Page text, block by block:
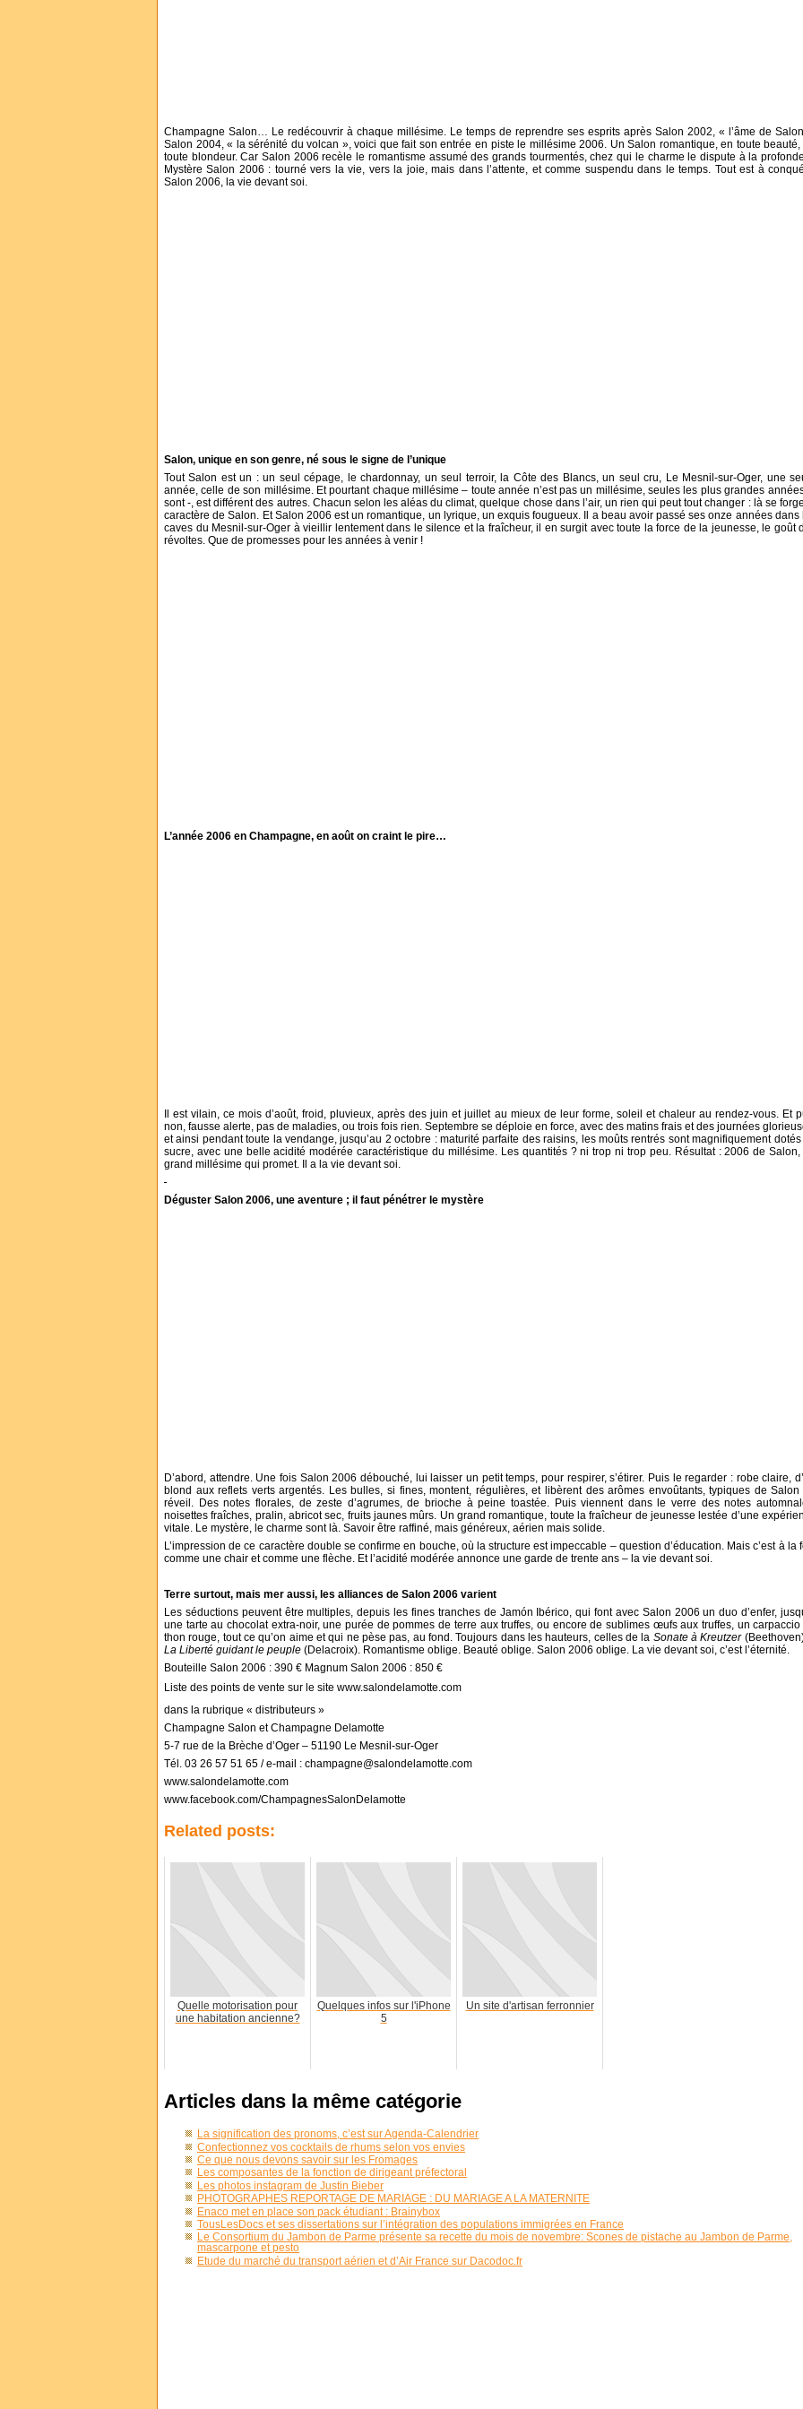
Champagne Salon… Le redécouvrir à chaque millésime. Le temps de reprendre ses esprits après Salon 2002, « l’âme de
Salon 2004, « la sérénité du volcan », voici que fait son entrée en piste le millésime 2006. Un Salon romantique, en toute beauté,
toute blondeur. Car Salon 2006 recèle le romantisme assumé des grands tourmentés, chez qui le charme le dispute à la
Mystère Salon 2006 : tourné vers la vie, vers la joie, mais dans l’attente, et comme suspendu dans le temps. Tout est à
Salon 2006, la vie devant soi.
Salon, unique en son genre, né sous le signe de l’unique
Tout Salon est un : un seul cépage, le chardonnay, un seul terroir, la Côte des Blancs, un seul cru, Le Mesnil-sur-Oger, une
année, celle de son millésime. Et pourtant chaque millésime – toute année n’est pas un millésime, seules les plus grandes
sont -, est différent des autres. Chacun selon les aléas du climat, quelque chose dans l’air, un rien qui peut tout changer : là se
caractère de Salon. Et Salon 2006 est un romantique, un lyrique, un exquis fougueux. Il a beau avoir passé ses onze années dans
caves du Mesnil-sur-Oger à vieillir lentement dans le silence et la fraîcheur, il en surgit avec toute la force de la jeunesse, le goût
révoltes. Que de promesses pour les années à venir !
L’année 2006 en Champagne, en août on craint le pire…
Il est vilain, ce mois d’août, froid, pluvieux, après des juin et juillet au mieux de leur forme, soleil et chaleur au rendez-vous. Et
non, fausse alerte, pas de maladies, ou trois fois rien. Septembre se déploie en force, avec des matins frais et des journées
et ainsi pendant toute la vendange, jusqu’au 2 octobre : maturité parfaite des raisins, les moûts rentrés sont magnifiquement dotés
sucre, avec une belle acidité modérée caractéristique du millésime. Les quantités ? ni trop ni trop peu. Résultat : 2006 de Salon,
grand millésime qui promet. Il a la vie devant soi.
Déguster Salon 2006, une aventure ; il faut pénétrer le mystère
D’abord, attendre. Une fois Salon 2006 débouché, lui laisser un petit temps, pour respirer, s’étirer. Puis le regarder : robe claire,
blond aux reflets verts argentés. Les bulles, si fines, montent, régulières, et libèrent des arômes envoûtants, typiques de Salon
réveil. Des notes florales, de zeste d’agrumes, de brioche à peine toastée. Puis viennent dans le verre des notes
noisettes fraîches, pralin, abricot sec, fruits jaunes mûrs. Un grand romantique, toute la fraîcheur de jeunesse lestée d’une
vitale. Le mystère, le charme sont là. Savoir être raffiné, mais généreux, aérien mais solide.
L’impression de ce caractère double se confirme en bouche, où la structure est impeccable – question d’éducation. Mais c’est à la
comme une chair et comme une flèche. Et l’acidité modérée annonce une garde de trente ans – la vie devant soi.
Terre surtout, mais mer aussi, les alliances de Salon 2006 varient
Les séductions peuvent être multiples, depuis les fines tranches de Jamón Ibérico, qui font avec Salon 2006 un duo d’enfer,
une tarte au chocolat extra-noir, une purée de pommes de terre aux truffes, ou encore de sublimes œufs aux truffes, un carpaccio
thon rouge, tout ce qu’on aime et qui ne pèse pas, au fond. Toujours dans les hauteurs, celles de la Sonate à Kreutzer
La Liberté guidant le peuple (Delacroix). Romantisme oblige. Beauté oblige. Salon 2006 oblige. La vie devant soi, c’est l’éternité.
Bouteille Salon 2006 : 390 € Magnum Salon 2006 : 850 €
Liste des points de vente sur le site www.salondelamotte.com
dans la rubrique « distributeurs »
Champagne Salon et Champagne Delamotte
5-7 rue de la Brèche d’Oger – 51190 Le Mesnil-sur-Oger
Tél. 03 26 57 51 65 / e-mail : champagne@salondelamotte.com
www.salondelamotte.com
www.facebook.com/ChampagnesSalonDelamotte
Related posts:
Quelle motorisation pour
une habitation ancienne?
Quelques infos sur l'iPhone
5
Un site d'artisan ferronnier
Articles dans la même catégorie
La signification des pronoms, c’est sur Agenda-Calendrier
Confectionnez vos cocktails de rhums selon vos envies
Ce que nous devons savoir sur les Fromages
Les composantes de la fonction de dirigeant préfectoral
Les photos instagram de Justin Bieber
PHOTOGRAPHES REPORTAGE DE MARIAGE : DU MARIAGE A LA MATERNITE
Enaco met en place son pack étudiant : Brainybox
TousLesDocs et ses dissertations sur l’intégration des populations immigrées en France
Le Consortium du Jambon de Parme présente sa recette du mois de novembre: Scones de pistache au Jambon de Parme,
mascarpone et pesto
Étude du marché du transport aérien et d’Air France sur Dacodoc.fr